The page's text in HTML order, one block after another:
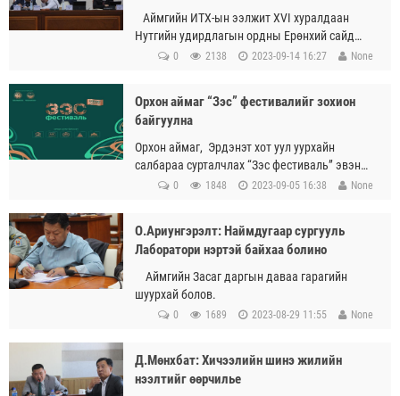
Аймгийн ИТХ-ын ээлжит XVI хуралдаан
Нутгийн удирдлагын ордны Ерөнхий сайд
Амарын танхимд болж байна.
0 2138 2023-09-14 16:27 None
Орхон аймаг “Зэс” фестивалийг зохион
байгуулна
Орхон аймаг, Эрдэнэт хот уул уурхайн
салбараа сурталчлах “Зэс фестиваль” эвэнт
арга хэмжээг энэ сарын 22, 23-ны өдрүүдэд
0 1848 2023-09-05 16:38 None
О.Ариунгэрэлт: Наймдугаар сургууль
Лаборатори нэртэй байхаа болино
Аймгийн Засаг даргын даваа гарагийн
шуурхай болов.
0 1689 2023-08-29 11:55 None
Д.Мөнхбат: Хичээлийн шинэ жилийн
нээлтийг өөрчилье